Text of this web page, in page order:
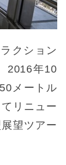
クション
2016年10
メートル
リニュー
望ツアー